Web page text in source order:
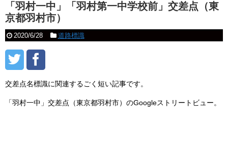
「羽村一中」「羽村第一中学校前」交差点（東
京都羽村市）
2020/6/28 道路標識
交差点名標識に関連するごく短い記事です。
「羽村一中」交差点（東京都羽村市）のGoogleストリートビュー。